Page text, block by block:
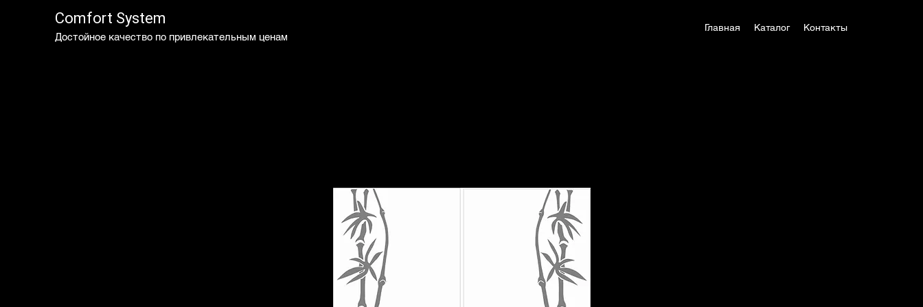
Comfort System
Достойное качество по привлекательным ценам
Главная Каталог Контакты